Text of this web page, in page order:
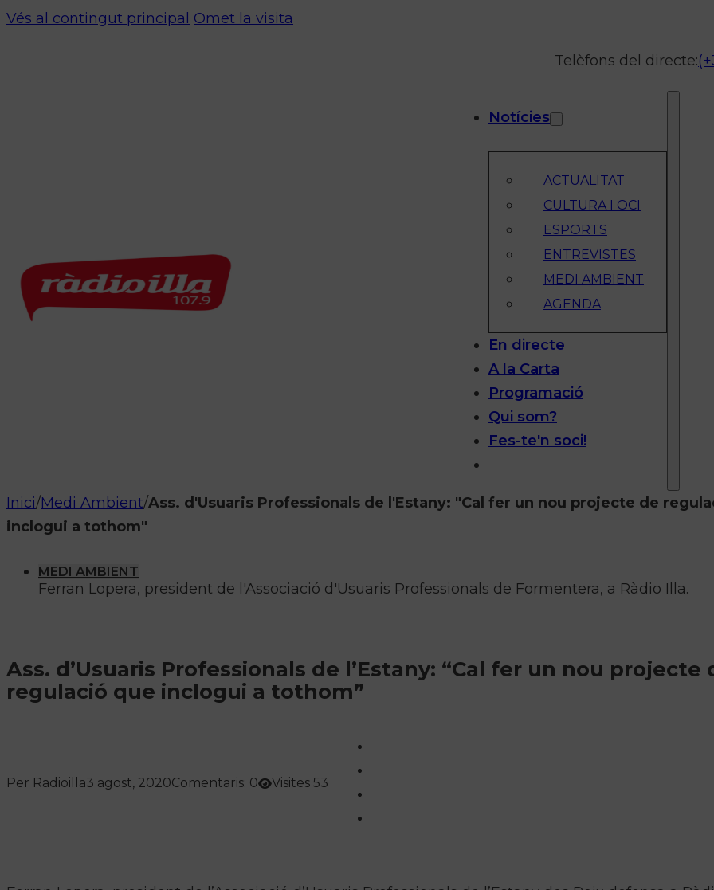
Vés al contingut principal Omet la visita
Telèfons del directe:
Notícies
ACTUALITAT
CULTURA I OCI
ESPORTS
ENTREVISTES
MEDI AMBIENT
AGENDA
En directe
A la Carta
Programació
Qui som?
Fes-te'n soci!
Inici/Medi Ambient/Ass. d'Usuaris Professionals de l'Estany: "Cal fer un nou projecte de
inclogui a tothom"
Ferran Lopera, president de l'Associació d'Usuaris Professionals de Formentera, a Ràdio Illa.
MEDI AMBIENT
Ass. d’Usuaris Professionals de l’Estany: “Cal fer un nou projecte
regulació que inclogui a tothom”
Per Radioilla3 agost, 2020Comentaris: 0 Visites 53